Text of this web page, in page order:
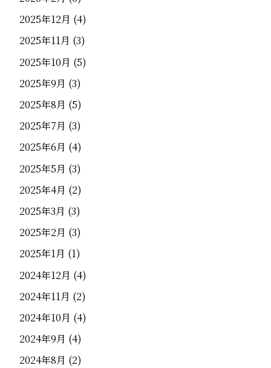
2025年12月 (4)
2025年11月 (3)
2025年10月 (5)
2025年9月 (3)
2025年8月 (5)
2025年7月 (3)
2025年6月 (4)
2025年5月 (3)
2025年4月 (2)
2025年3月 (3)
2025年2月 (3)
2025年1月 (1)
2024年12月 (4)
2024年11月 (2)
2024年10月 (4)
2024年9月 (4)
2024年8月 (2)